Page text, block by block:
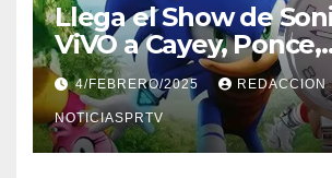
Llega el Show de
ViVO a Cayey, Ponce,
Barceloneta y
Relojes gratis para el
compre ahora….
4/FEBRERO/2025 REDACCION
NOTICIASPRTV